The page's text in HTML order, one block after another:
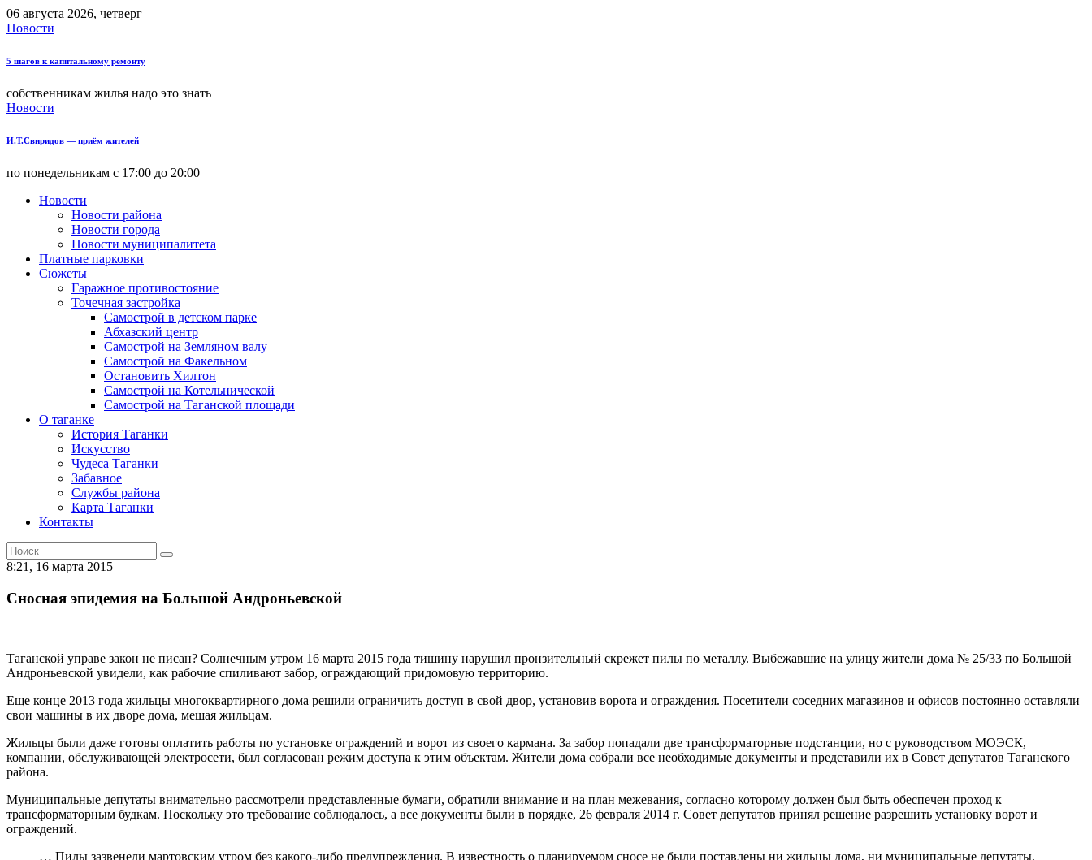
06 августа 2026, четверг
Новости
5 шагов к капитальному ремонту
собственникам жилья надо это знать
Новости
И.Т.Свиридов — приём жителей
по понедельникам с 17:00 до 20:00
Новости
Новости района
Новости города
Новости муниципалитета
Платные парковки
Сюжеты
Гаражное противостояние
Точечная застройка
Самострой в детском парке
Абхазский центр
Самострой на Земляном валу
Самострой на Факельном
Остановить Хилтон
Самострой на Котельнической
Самострой на Таганской площади
О таганке
История Таганки
Искусство
Чудеса Таганки
Забавное
Службы района
Карта Таганки
Контакты
8:21, 16 марта 2015
Сносная эпидемия на Большой Андроньевской
Таганской управе закон не писан? Солнечным утром 16 марта 2015 года тишину нарушил пронзительный скрежет пилы по металлу. Выбежавшие на улицу жители дома № 25/33 по Большой
Андроньевской увидели, как рабочие спиливают забор, ограждающий придомовую территорию.
Еще конце 2013 года жильцы многоквартирного дома решили ограничить доступ в свой двор, установив ворота и ограждения. Посетители соседних магазинов и офисов постоянно оставляли
свои машины в их дворе дома, мешая жильцам.
Жильцы были даже готовы оплатить работы по установке ограждений и ворот из своего кармана. За забор попадали две трансформаторные подстанции, но с руководством МОЭСК,
компании, обслуживающей электросети, был согласован режим доступа к этим объектам. Жители дома собрали все необходимые документы и представили их в Совет депутатов Таганского
района.
Муниципальные депутаты внимательно рассмотрели представленные бумаги, обратили внимание и на план межевания, согласно которому должен был быть обеспечен проход к
трансформаторным будкам. Поскольку это требование соблюдалось, а все документы были в порядке, 26 февраля 2014 г. Совет депутатов принял решение разрешить установку ворот и
ограждений.
… Пилы зазвенели мартовским утром без какого-либо предупреждения. В известность о планируемом сносе не были поставлены ни жильцы дома, ни муниципальные депутаты,